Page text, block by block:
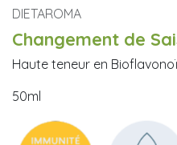
DIETAROMA
Changement de
Haute teneur en
50ml